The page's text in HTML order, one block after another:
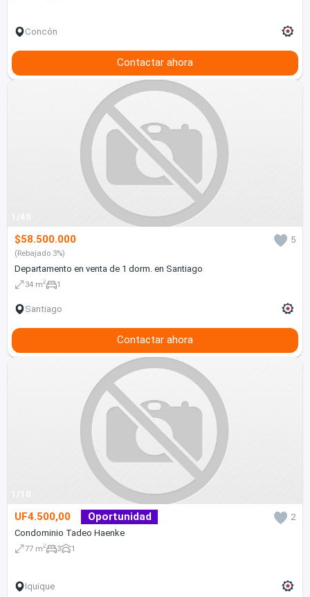
Concón
Contactar ahora
1/40
$58.500.000 5
(Rebajado 3%)
Departamento en venta de 1 dorm. en Santiago
34 m2 1
Santiago
Contactar ahora
1/10
UF4.500,00 Oportunidad
2
Condominio Tadeo Haenke
77 m2 3 1
Iquique